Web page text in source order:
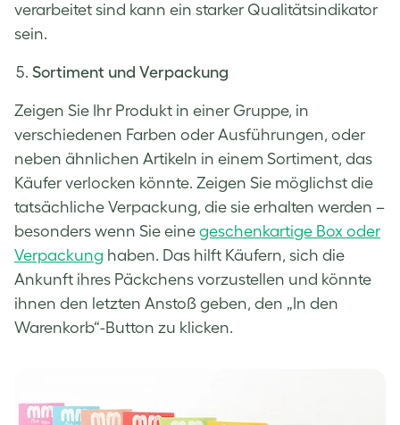
verarbeitet sind kann ein starker Qualitätsindikator
sein.
Sortiment und Verpackung
Zeigen Sie Ihr Produkt in einer Gruppe, in
verschiedenen Farben oder Ausführungen, oder
neben ähnlichen Artikeln in einem Sortiment, das
Käufer verlocken könnte. Zeigen Sie möglichst die
tatsächliche Verpackung, die sie erhalten werden –
besonders wenn Sie eine geschenkartige Box oder
Verpackung haben. Das hilft Käufern, sich die
Ankunft ihres Päckchens vorzustellen und könnte
ihnen den letzten Anstoß geben, den „In den
Warenkorb“-Button zu klicken.